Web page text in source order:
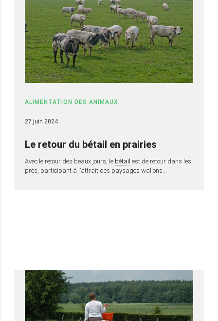
ALIMENTATION DES ANIMAUX
27 juin 2024
Le retour du bétail en prairies
Avec le retour des beaux jours, le bétail est de retour dans les
prés, participant à l’attrait des paysages wallons…